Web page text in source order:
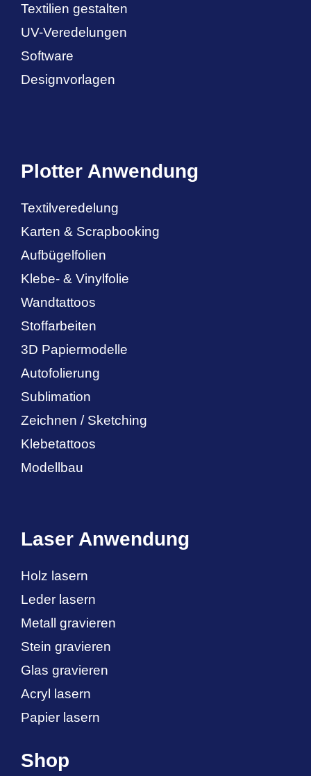
Textilien gestalten
UV-Veredelungen
Software
Designvorlagen
Plotter Anwendung
Textilveredelung
Karten & Scrapbooking
Aufbügelfolien
Klebe- & Vinylfolie
Wandtattoos
Stoffarbeiten
3D Papiermodelle
Autofolierung
Sublimation
Zeichnen / Sketching
Klebetattoos
Modellbau
Laser Anwendung
Holz lasern
Leder lasern
Metall gravieren
Stein gravieren
Glas gravieren
Acryl lasern
Papier lasern
Shop